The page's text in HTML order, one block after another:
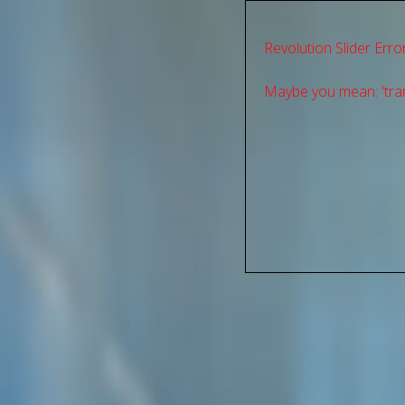
Revolution Slider
Maybe you mean: